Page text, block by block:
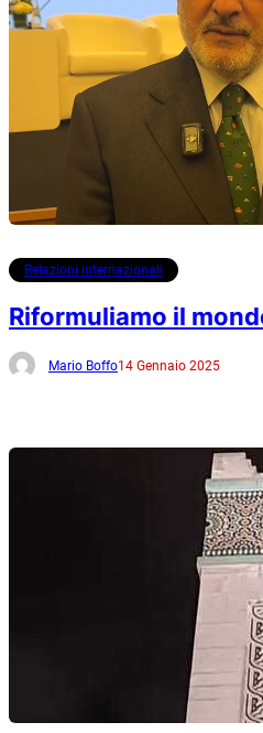
Relazioni internazionali
Riformuliamo il
Mario Boffo14 Gennaio 2025